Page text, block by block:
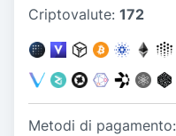
Criptovalute: 172
Metodi di pagamento: